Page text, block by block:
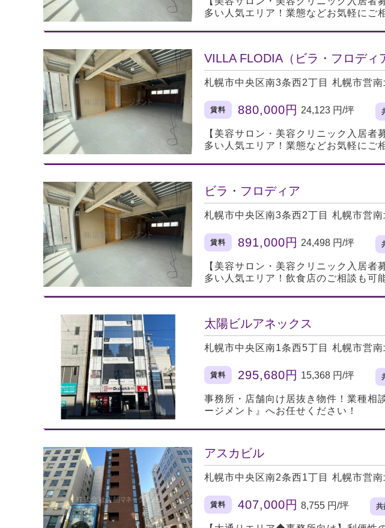
多い人気エリア！業態などお気軽にご
VILLA FLODIA（ビラ・フロディ
札幌市中央区南3条西2丁目 札幌市営
賃料 880,000円 24,123 円/坪
【美容サロン・美容クリニック入居
多い人気エリア！業態などお気軽にご
ビラ・フロディア
札幌市中央区南3条西2丁目 札幌市営
賃料 891,000円 24,498 円/坪
【美容サロン・美容クリニック入居
多い人気エリア！飲食店のご相談も可
太陽ビルアネックス
札幌市中央区南1条西5丁目 札幌市営
賃料 295,680円 15,368 円/坪
事務所・店舗向け居抜き物件！業種相
ージメント』へお任せください！
アスカビル
札幌市中央区南2条西1丁目 札幌市営
賃料 407,000円 8,755 円/坪 共